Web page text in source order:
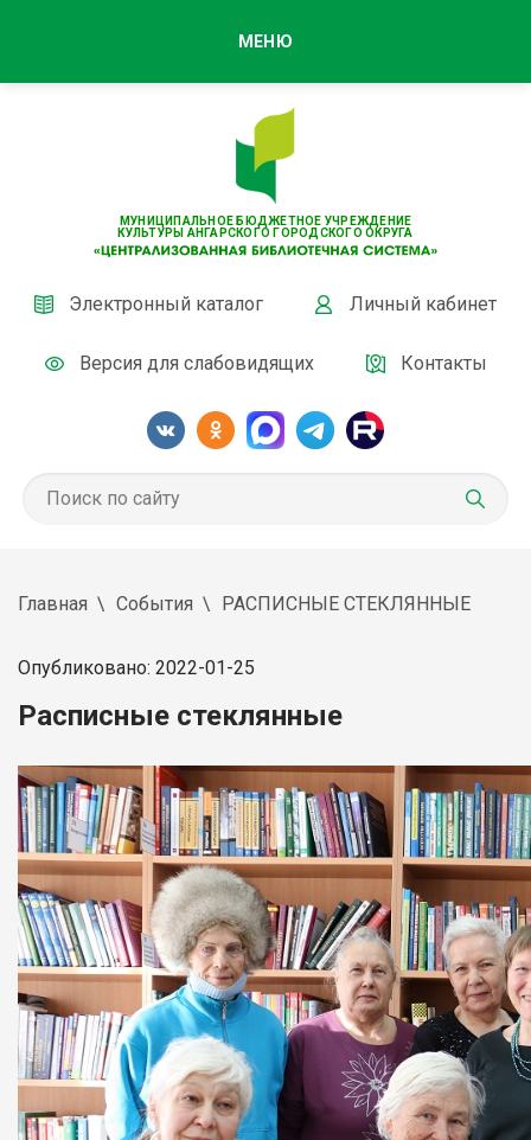
МУНИЦИПАЛЬНОЕ БЮДЖЕТНОЕ УЧРЕЖДЕНИЕ
КУЛЬТУРЫ АНГАРСКОГО ГОРОДСКОГО ОКРУГА
Электронный каталог Личный кабинет
Версия для слабовидящих Контакты
МЕНЮ
Главная События РАСПИСНЫЕ СТЕКЛЯННЫЕ
Опубликовано: 2022-01-25
Расписные стеклянные